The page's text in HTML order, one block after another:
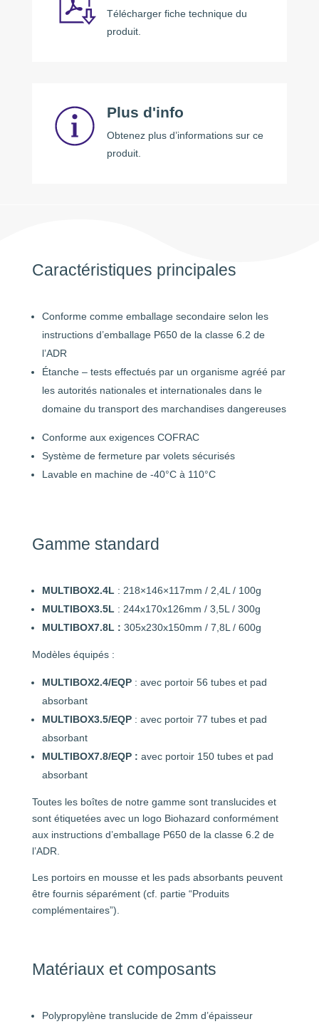
Télécharger fiche technique du
produit.
Plus d'info
Obtenez plus d’informations sur ce
produit.
Caractéristiques principales
Conforme comme emballage secondaire selon les
instructions d’emballage P650 de la classe 6.2 de
l’ADR
Étanche – tests effectués par un organisme agréé par
les autorités nationales et internationales dans le
domaine du transport des marchandises dangereuses
Conforme aux exigences COFRAC
Système de fermeture par volets sécurisés
Lavable en machine de -40°C à 110°C
Gamme standard
MULTIBOX2.4L : 218×146×117mm / 2,4L / 100g
MULTIBOX3.5L : 244x170x126mm / 3,5L / 300g
MULTIBOX7.8L : 305x230x150mm / 7,8L / 600g
Modèles équipés :
MULTIBOX2.4/EQP: avec portoir 56 tubes et pad
absorbant
MULTIBOX3.5/EQP: avec portoir 77 tubes et pad
absorbant
MULTIBOX7.8/EQP : avec portoir 150 tubes et pad
absorbant
Toutes les boîtes de notre gamme sont translucides et
sont étiquetées avec un logo Biohazard conformément
aux instructions d’emballage P650 de la classe 6.2 de
l’ADR.
Les portoirs en mousse et les pads absorbants peuvent
être fournis séparément (cf. partie “Produits
complémentaires”).
Matériaux et composants
Polypropylène translucide de 2mm d’épaisseur